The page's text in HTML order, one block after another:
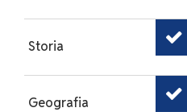
Storia
Geografia